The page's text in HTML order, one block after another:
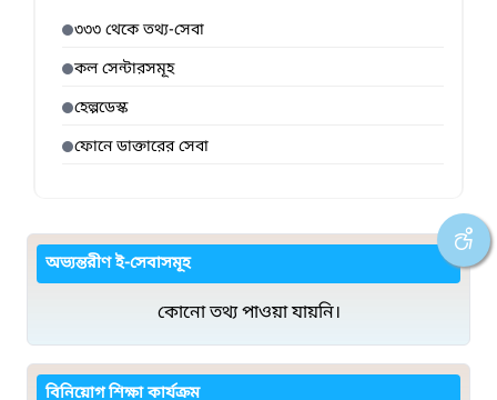
৩৩৩ থেকে তথ্য-সেবা
কল সেন্টারসমূহ
হেল্পডেস্ক
ফোনে ডাক্তারের সেবা
অভ্যন্তরীণ ই-সেবাসমূহ
কোনো তথ্য পাওয়া যায়নি।
বিনিয়োগ শিক্ষা কার্যক্রম